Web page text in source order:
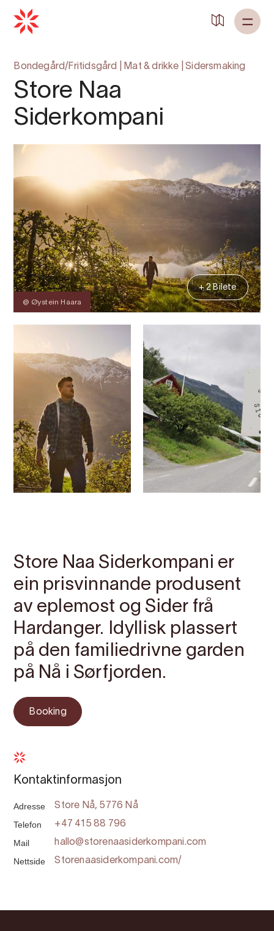
Bondegård/Fritidsgård Mat & drikke |Sidersmaking
Store Naa
Siderkompani
@ Øystein Haara
+ 2 Bilete
Store Naa Siderkompani er
ein prisvinnande produsent
av eplemost og Sider frå
Hardanger. Idyllisk plassert
på den familiedrivne garden
på Nå i Sørfjorden.
Booking
Kontaktinformasjon
Adresse Store Nå, 5776 Nå
Telefon +47 415 88 796
Mail hallo@storenaasiderkompani.com
Nettside Storenaasiderkompani.com/